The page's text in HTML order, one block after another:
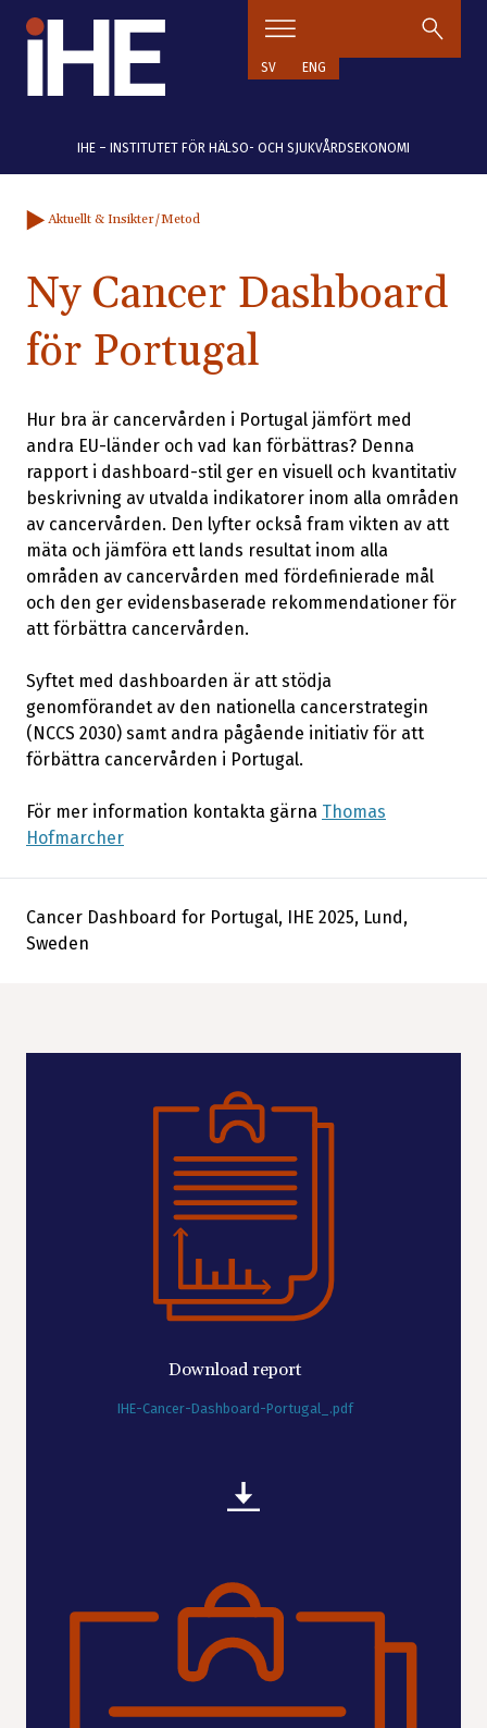
IHE – INSTITUTET FÖR HÄLSO- OCH SJUKVÅRDSEKONOMI
SV ENG
Aktuellt & Insikter/Metod
Ny Cancer Dashboard
för Portugal
Hur bra är cancervården i Portugal jämfört med
andra EU-länder och vad kan förbättras? Denna
rapport i dashboard-stil ger en visuell och kvantitativ
beskrivning av utvalda indikatorer inom alla områden
av cancervården. Den lyfter också fram vikten av att
mäta och jämföra ett lands resultat inom alla
områden av cancervården med fördefinierade mål
och den ger evidensbaserade rekommendationer för
att förbättra cancervården.
Syftet med dashboarden är att stödja
genomförandet av den nationella cancerstrategin
(NCCS 2030) samt andra pågående initiativ för att
förbättra cancervården i Portugal.
För mer information kontakta gärna Thomas
Hofmarcher
Cancer Dashboard for Portugal, IHE 2025, Lund,
Sweden
Download report
IHE-Cancer-Dashboard-Portugal_.pdf